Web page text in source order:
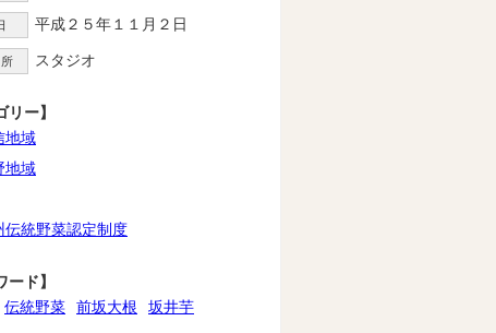
平成２５年１１月２日
スタジオ
リー】
地域
地域
伝統野菜認定制度
ード】
伝統野菜 前坂大根 坂井芋